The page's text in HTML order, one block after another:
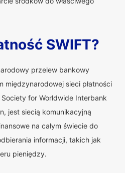
SWIFT?
przelew bankowy
międzynarodowej sieci płatności
for Worldwide Interbank
jest siecią komunikacyjną
na całym świecie do
informacji, takich jak
pieniędzy.